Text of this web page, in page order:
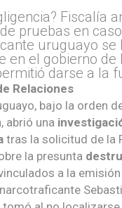
Fiscalía
pruebas en
uruguayo se
en el gobierno de
darse a la
Relaciones
bajo la orden
abrió una
tras la solicitud de la
la presunta
a la